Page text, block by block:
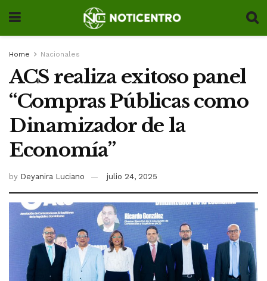
Home Nacionales
ACS realiza exitoso panel
“Compras Públicas como
Dinamizador de la
Economía”
by Deyanira Luciano julio 24, 2025